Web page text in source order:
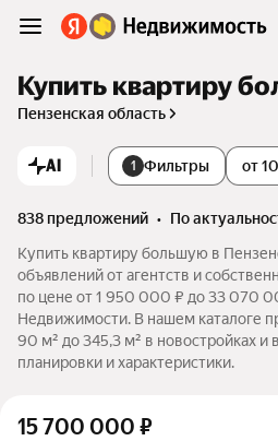
Купить квартиру
Пензенская область
AI 1 Фильтры от
838 предложений •
по
Купить квартиру большую в
объявлений от агентств и
по цене от 1 950 000 ₽ до 33 070
Недвижимости. В нашем каталоге
90 м² до 345,3 м² в новостройках
планировки и характеристики.
15 700 000 ₽